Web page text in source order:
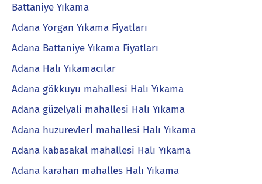
Battaniye Yıkama
Adana Yorgan Yıkama Fiyatları
Adana Battaniye Yıkama Fiyatları
Adana Halı Yıkamacılar
Adana gökkuyu mahallesi Halı Yıkama
Adana güzelyali mahallesi Halı Yıkama
Adana huzurevlerİ mahallesi Halı Yıkama
Adana kabasakal mahallesi Halı Yıkama
Adana karahan mahalles Halı Yıkama